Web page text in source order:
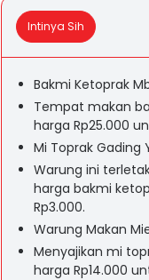
Intinya Sih
Bakmi Ketoprak
Tempat makan
harga Rp25.000
Mi Toprak Gading
Warung ini
harga bakmi
Rp3.000.
Warung Makan
Menyajikan mi
harga Rp14.000